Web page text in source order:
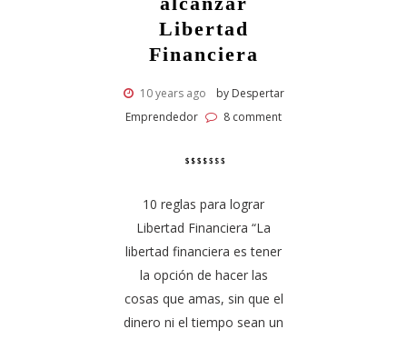
Libertad
Financiera
10 years ago
by Despertar
Emprendedor
8 comment
10 reglas para lograr
Libertad Financiera “La
libertad financiera es tener
la opción de hacer las
cosas que amas, sin que el
dinero ni el tiempo sean un